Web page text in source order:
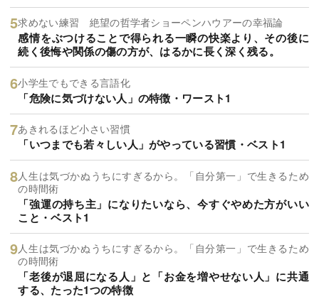
求めない練習 絶望の哲学者ショーペンハウアーの幸福論
感情をぶつけることで得られる一瞬の快楽より、その後に
続く後悔や関係の傷の方が、はるかに長く深く残る。
小学生でもできる言語化
「危険に気づけない人」の特徴・ワースト1
あきれるほど小さい習慣
「いつまでも若々しい人」がやっている習慣・ベスト1
人生は気づかぬうちにすぎるから。「自分第一」で生きるため
の時間術
「強運の持ち主」になりたいなら、今すぐやめた方がいい
こと・ベスト1
人生は気づかぬうちにすぎるから。「自分第一」で生きるため
の時間術
「老後が退屈になる人」と「お金を増やせない人」に共通
する、たった1つの特徴